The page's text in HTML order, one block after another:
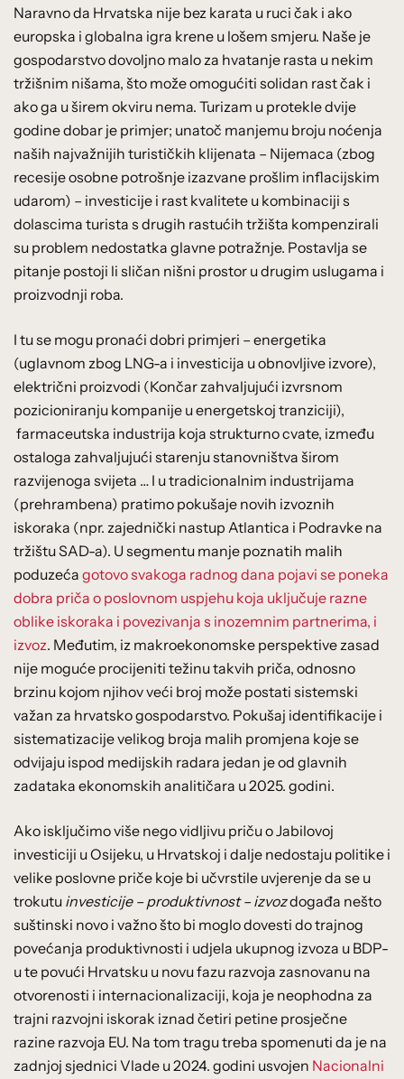
Naravno da Hrvatska nije bez karata u ruci čak i ako
europska i globalna igra krene u lošem smjeru. Naše je
gospodarstvo dovoljno malo za hvatanje rasta u nekim
tržišnim nišama, što može omogućiti solidan rast čak i
ako ga u širem okviru nema. Turizam u protekle dvije
godine dobar je primjer; unatoč manjemu broju noćenja
naših najvažnijih turističkih klijenata – Nijemaca (zbog
recesije osobne potrošnje izazvane prošlim inflacijskim
udarom) – investicije i rast kvalitete u kombinaciji s
dolascima turista s drugih rastućih tržišta kompenzirali
su problem nedostatka glavne potražnje. Postavlja se
pitanje postoji li sličan nišni prostor u drugim uslugama i
proizvodnji roba.
I tu se mogu pronaći dobri primjeri – energetika
(uglavnom zbog LNG-a i investicija u obnovljive izvore),
električni proizvodi (Končar zahvaljujući izvrsnom
pozicioniranju kompanije u energetskoj tranziciji),
farmaceutska industrija koja strukturno cvate, između
ostaloga zahvaljujući starenju stanovništva širom
razvijenoga svijeta … I u tradicionalnim industrijama
(prehrambena) pratimo pokušaje novih izvoznih
iskoraka (npr. zajednički nastup Atlantica i Podravke na
tržištu SAD-a). U segmentu manje poznatih malih
poduzeća gotovo svakoga radnog dana pojavi se poneka
dobra priča o poslovnom uspjehu koja uključuje razne
oblike iskoraka i povezivanja s inozemnim partnerima, i
izvoz. Međutim, iz makroekonomske perspektive zasad
nije moguće procijeniti težinu takvih priča, odnosno
brzinu kojom njihov veći broj može postati sistemski
važan za hrvatsko gospodarstvo. Pokušaj identifikacije i
sistematizacije velikog broja malih promjena koje se
odvijaju ispod medijskih radara jedan je od glavnih
zadataka ekonomskih analitičara u 2025. godini.
Ako isključimo više nego vidljivu priču o Jabilovoj
investiciji u Osijeku, u Hrvatskoj i dalje nedostaju politike i
velike poslovne priče koje bi učvrstile uvjerenje da se u
trokutu investicije – produktivnost – izvozdogađa nešto
suštinski novo i važno što bi moglo dovesti do trajnog
povećanja produktivnosti i udjela ukupnog izvoza u BDP-
u te povući Hrvatsku u novu fazu razvoja zasnovanu na
otvorenosti i internacionalizaciji, koja je neophodna za
trajni razvojni iskorak iznad četiri petine prosječne
razine razvoja EU. Na tom tragu treba spomenuti da je na
zadnjoj sjednici Vlade u 2024. godini usvojen Nacionalni